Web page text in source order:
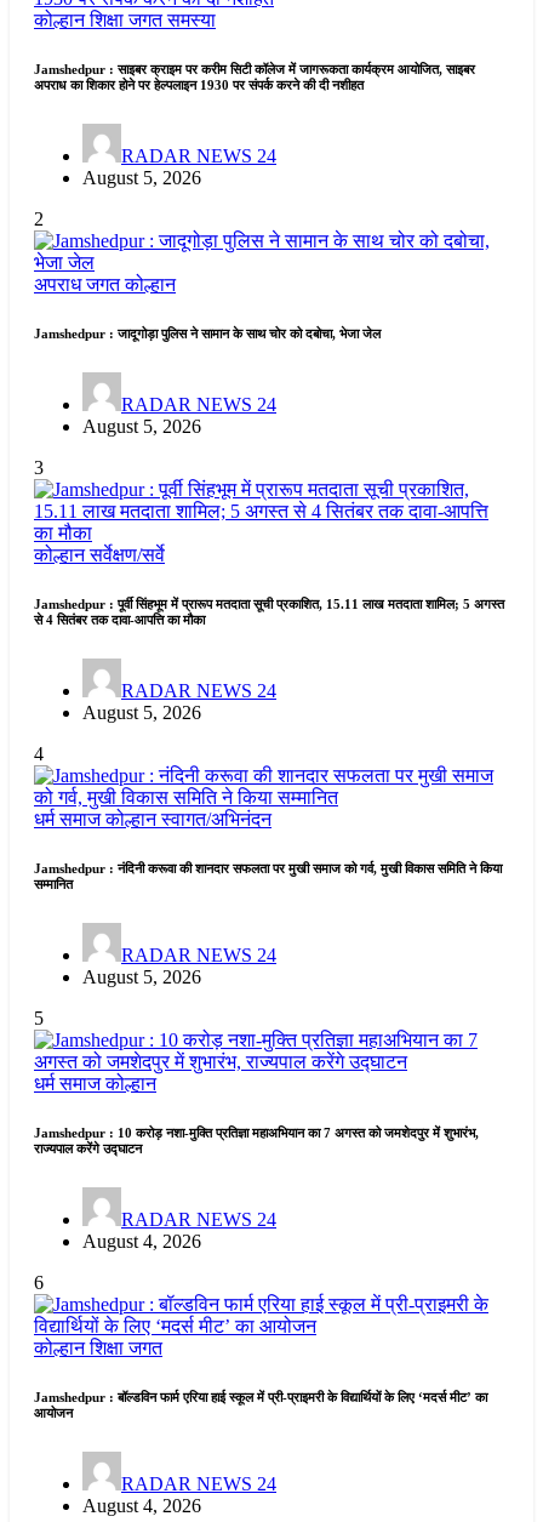
कोल्हानशिक्षा जगतसमस्या
Jamshedpur : साइबर क्राइम पर करीम सिटी कॉलेज में जागरूकता कार्यक्रम आयोजित, साइबर
अपराध का शिकार होने पर हेल्पलाइन 1930 पर संपर्क करने की दी नशीहत
RADAR NEWS 24
August 5, 2026
2
अपराध जगतकोल्हान
Jamshedpur : जादूगोड़ा पुलिस ने सामान के साथ चोर को दबोचा, भेजा जेल
RADAR NEWS 24
August 5, 2026
3
कोल्हानसर्वेक्षण/सर्वे
Jamshedpur : पूर्वी सिंहभूम में प्रारूप मतदाता सूची प्रकाशित, 15.11 लाख मतदाता शामिल; 5 अगस्त
से 4 सितंबर तक दावा-आपत्ति का मौका
RADAR NEWS 24
August 5, 2026
4
धर्म समाजकोल्हानस्वागत/अभिनंदन
Jamshedpur : नंदिनी करूवा की शानदार सफलता पर मुखी समाज को गर्व, मुखी विकास समिति ने किया
सम्मानित
RADAR NEWS 24
August 5, 2026
5
धर्म समाजकोल्हान
Jamshedpur : 10 करोड़ नशा-मुक्ति प्रतिज्ञा महाअभियान का 7 अगस्त को जमशेदपुर में शुभारंभ,
राज्यपाल करेंगे उद्घाटन
RADAR NEWS 24
August 4, 2026
6
कोल्हानशिक्षा जगत
Jamshedpur : बॉल्डविन फार्म एरिया हाई स्कूल में प्री-प्राइमरी के विद्यार्थियों के लिए ‘मदर्स मीट’ का
आयोजन
RADAR NEWS 24
August 4, 2026